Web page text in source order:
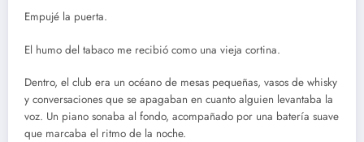
Empujé la puerta.
El humo del tabaco me recibió como una vieja cortina.
Dentro, el club era un océano de mesas pequeñas, vasos de whisky
y conversaciones que se apagaban en cuanto alguien levantaba la
voz. Un piano sonaba al fondo, acompañado por una batería suave
que marcaba el ritmo de la noche.